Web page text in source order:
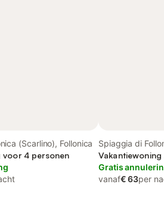
(Scarlino), Follonica
voor 4 personen
Spiaggia di
Gratis
vanaf€ 63per